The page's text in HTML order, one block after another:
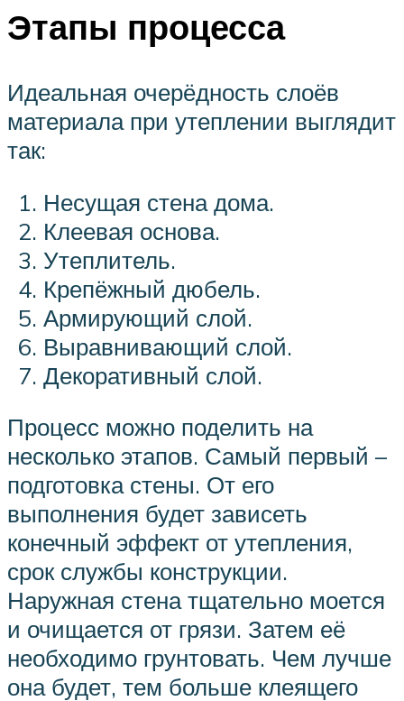
Этапы процесса
Идеальная очерёдность слоёв
материала при утеплении выглядит
так:
Несущая стена дома.
Клеевая основа.
Утеплитель.
Крепёжный дюбель.
Армирующий слой.
Выравнивающий слой.
Декоративный слой.
Процесс можно поделить на
несколько этапов. Самый первый –
подготовка стены. От его
выполнения будет зависеть
конечный эффект от утепления,
срок службы конструкции.
Наружная стена тщательно моется
и очищается от грязи. Затем её
необходимо грунтовать. Чем лучше
она будет, тем больше клеящего